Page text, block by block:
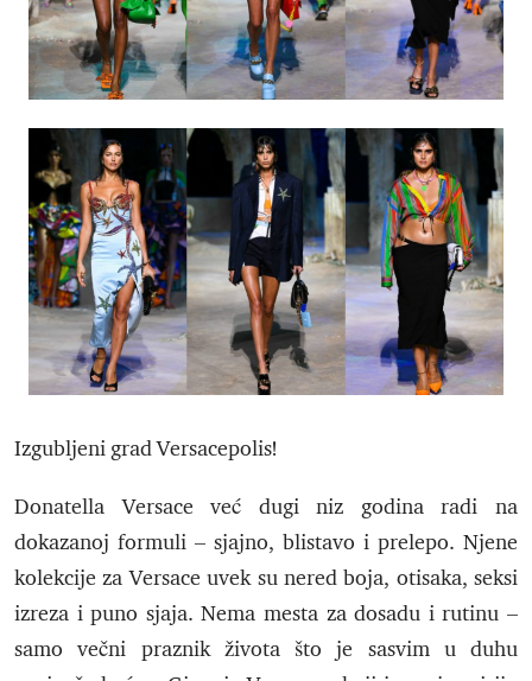
Izgubljeni grad Versacepolis!
Donatella Versace već dugi niz godina radi na
dokazanoj formuli – sjajno, blistavo i prelepo. Njene
kolekcije za Versace uvek su nered boja, otisaka, seksi
izreza i puno sjaja. Nema mesta za dosadu i rutinu –
samo večni praznik života što je sasvim u duhu